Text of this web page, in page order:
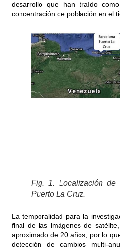
desarrollo que han traído
concentración de población en el
Fig. 1. Localización de
Puerto La Cruz.
La temporalidad para la
final de las imágenes de
aproximado de 20 años, por lo
detección de cambios multi-